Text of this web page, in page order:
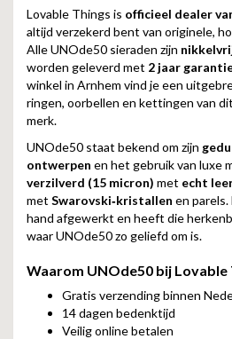
Lovable Things is officieel dealer
altijd verzekerd bent van originele,
Alle UNOde50 sieraden zijn
worden geleverd met 2 jaar
winkel in Arnhem vind je een
ringen, oorbellen en kettingen van
merk.
UNOde50 staat bekend om zijn
ontwerpen en het gebruik van luxe
verzilverd (15 micron) met echt
met Swarovski‑kristallen en
hand afgewerkt en heeft die
waar UNOde50 zo geliefd om is.
Waarom UNOde50 bij Lovable
Gratis verzending binnen
14 dagen bedenktijd
Veilig online betalen